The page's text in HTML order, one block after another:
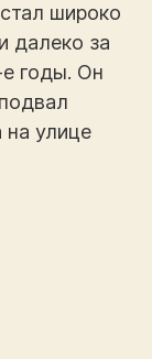
широко
далеко за
годы. Он
на улице